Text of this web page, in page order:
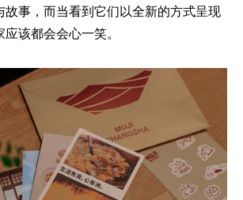
故事，而当看到它们以全新的方式呈现
该都会会心一笑。